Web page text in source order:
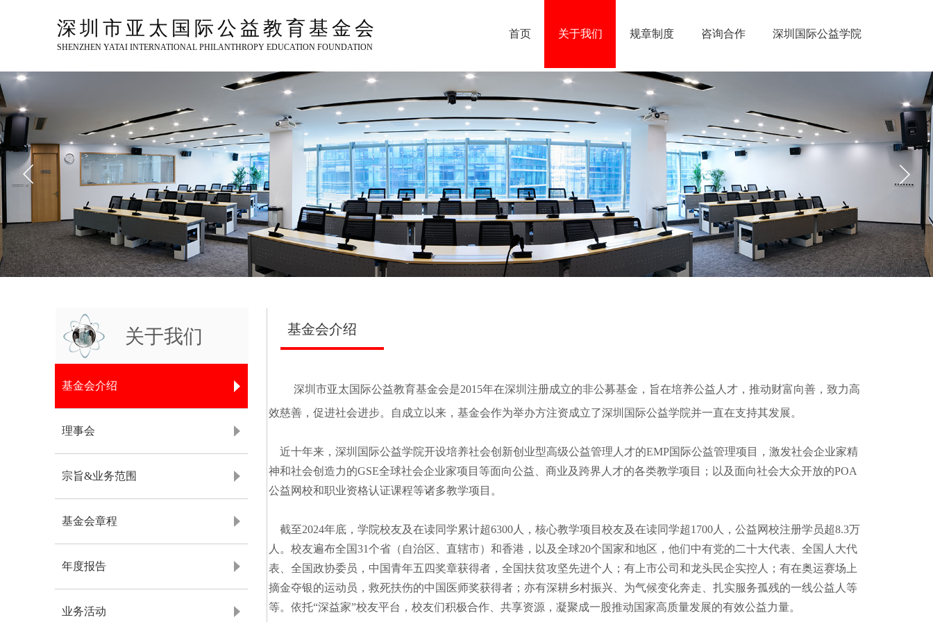
深圳市亚太国际公益教育基金会
SHENZHEN YATAI INTERNATIONAL PHILANTHROPY EDUCATION FOUNDATION
首页 关于我们 规章制度 咨询合作 深圳国际公益学院
基金会介绍
深圳市亚太国际公益教育基金会是2015年在深圳注册成立的非公募基金，旨在培养公益人才，推动财富向善，致力高
效慈善，促进社会进步。自成立以来，基金会作为举办方注资成立了深圳国际公益学院并一直在支持其发展。
近十年来，深圳国际公益学院开设培养社会创新创业型高级公益管理人才的EMP国际公益管理项目，激发社会企业家精
神和社会创造力的GSE全球社会企业家项目等面向公益、商业及跨界人才的各类教学项目；以及面向社会大众开放的POA
公益网校和职业资格认证课程等诸多教学项目。
截至2024年底，学院校友及在读同学累计超6300人，核心教学项目校友及在读同学超1700人，公益网校注册学员超8.3万
人。校友遍布全国31个省（自治区、直辖市）和香港，以及全球20个国家和地区，他们中有党的二十大代表、全国人大代
表、全国政协委员，中国青年五四奖章获得者，全国扶贫攻坚先进个人；有上市公司和龙头民企实控人；有在奥运赛场上
摘金夺银的运动员，救死扶伤的中国医师奖获得者；亦有深耕乡村振兴、为气候变化奔走、扎实服务孤残的一线公益人等
等。依托“深益家”校友平台，校友们积极合作、共享资源，凝聚成一股推动国家高质量发展的有效公益力量。
关于我们
基金会介绍
理事会
宗旨&业务范围
基金会章程
年度报告
业务活动